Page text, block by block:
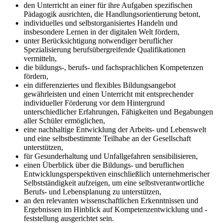
den Unterricht an einer für ihre Aufgaben spezifischen
Pädagogik ausrichten, die Handlungsorientierung betont,
individuelles und selbstorganisiertes Handeln und
insbesondere Lernen in der digitalen Welt fördern,
unter Berücksichtigung notwendiger beruflicher
Spezialisierung berufsübergreifende Qualifikationen
vermitteln,
die bildungs-, berufs- und fachsprachlichen Kompetenzen
fördern,
ein differenziertes und flexibles Bildungsangebot
gewährleisten und einen Unterricht mit entsprechender
individueller Förderung vor dem Hintergrund
unterschiedlicher Erfahrungen, Fähigkeiten und Begabungen
aller Schüler ermöglichen,
eine nachhaltige Entwicklung der Arbeits- und Lebenswelt
und eine selbstbestimmte Teilhabe an der Gesellschaft
unterstützen,
für Gesunderhaltung und Unfallgefahren sensibilisieren,
einen Überblick über die Bildungs- und beruflichen
Entwicklungsperspektiven einschließlich unternehmerischer
Selbstständigkeit aufzeigen, um eine selbstverantwortliche
Berufs- und Lebensplanung zu unterstützen,
an den relevanten wissenschaftlichen Erkenntnissen und
Ergebnissen im Hinblick auf Kompetenzentwicklung und -
feststellung ausgerichtet sein.